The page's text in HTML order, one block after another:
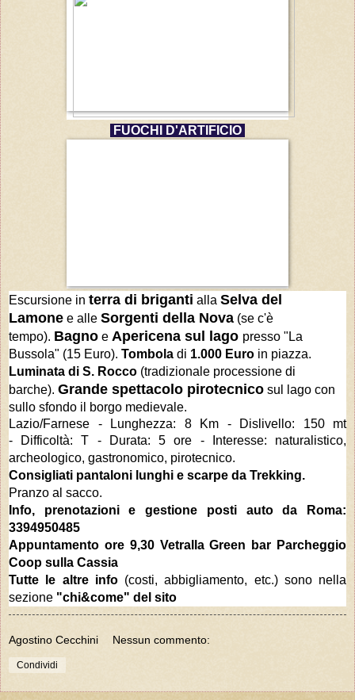
FUOCHI D'ARTIFICIO
Escursione in terra di briganti alla Selva del
Lamone e alle Sorgenti della Nova (se c'è
tempo). Bagno e Apericena sul lago presso "La
Bussola" (15 Euro). Tombola di 1.000 Euro in piazza.
Luminata di S. Rocco (tradizionale processione di
barche). Grande spettacolo pirotecnico sul lago con
sullo sfondo il borgo medievale.
Lazio/Farnese - Lunghezza: 8 Km -
Dislivello: 150 mt
-
Difficoltà: T - Durata: 5 ore - Interesse: naturalistico,
archeologico, gastronomico, pirotecnico.
Consigliati pantaloni lunghi e scarpe da Trekking.
Pranzo al sacco.
Info, prenotazioni e gestione posti auto da Roma:
3394950485
Appuntamento ore 9,30 Vetralla Green bar Parcheggio
Coop sulla Cassia
Tutte le altre info (costi, abbigliamento, etc.) sono nella
sezione "chi&come" del sito
Agostino Cecchini Nessun commento:
Condividi